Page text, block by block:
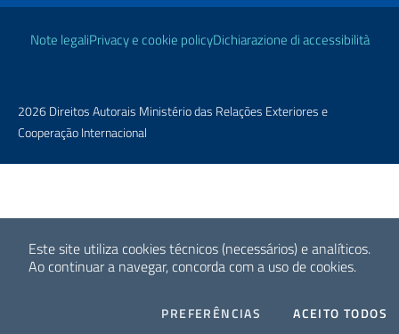
Este site utiliza cookies técnicos (necessários) e analíticos.
Ao continuar a navegar, concorda com a uso de cookies.
PREFERÊNCIAS COOKIESACEITO TODOS
Links Úteis
Note legaliPrivacy e cookie policyDichiarazione di accessibilità
2026 Direitos Autorais Ministério das Relações Exteriores e
Cooperação Internacional